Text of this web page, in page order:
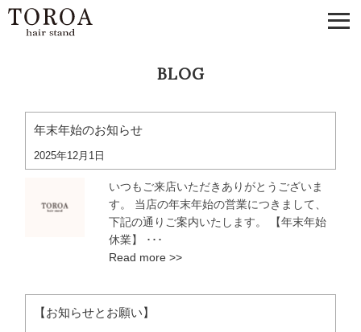
BLOG
年末年始のお知らせ
2025年12月1日
いつもご来店いただきありがとうございま
す。 当店の年末年始の営業につきまして、
下記の通りご案内いたします。 【年末年始
休業】 ･･･
Read more >>
【お知らせとお願い】